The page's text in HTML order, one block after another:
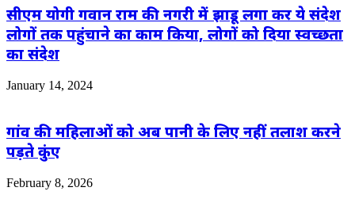
सीएम योगी गवान राम की नगरी में झाडू लगा कर ये संदेश
लोगों तक पहुंचाने का काम किया, लोगों को दिया स्वच्छता
का संदेश
January 14, 2024
गांव की महिलाओं को अब पानी के लिए नहीं तलाश करने
पड़ते कुंए
February 8, 2026